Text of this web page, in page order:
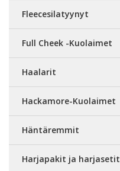
Fleecesilatyynyt
Full Cheek -Kuolaimet
Haalarit
Hackamore-Kuolaimet
Häntäremmit
Harjapakit ja harjasetit